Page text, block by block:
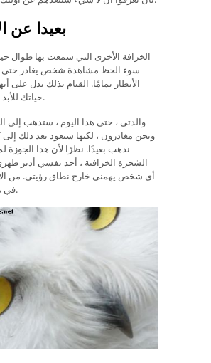
3. بعيدا عن
الخرافة الأخرى التي سمعت بها طوال
سوء الحظ مشاهدة شخص يغادر حتى
الأنظار تمامًا. القيام بذلك يدل على
حياتك للأبد ؛ الى غير رجعة.
والدتي ، حتى هذا اليوم ، ستذهب إلى
ونحن مغادرون ، لكنها ستعود بعد ذلك
نذهب بعيدًا. نظرًا لأن هذا الجوزة
الشجرة الخرافية ، أجد نفسي أدير
أي شخص يهمني خارج نطاق رؤيتي. من
في مأمن من آسف.